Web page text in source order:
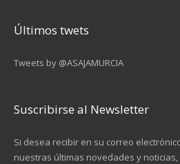
Últimos twets
Tweets by @ASAJAMURCIA
Suscribirse al Newsletter
Si desea recibir en su correo
nuestras últimas novedades y